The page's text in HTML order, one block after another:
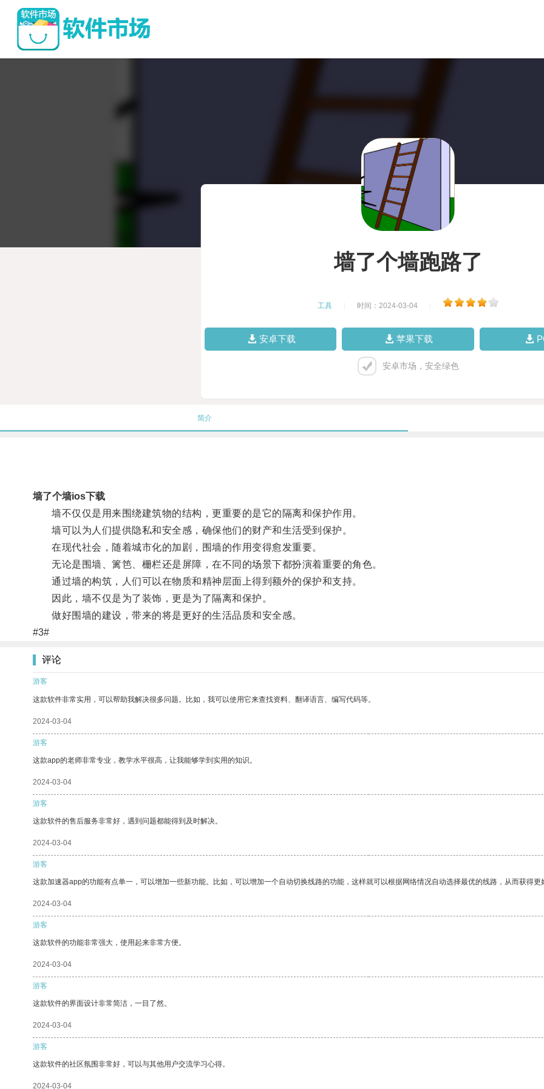
墙了个墙跑路了
工具 时间：2024-03-04
安卓下载 苹果下载
安卓市场，安全绿色
简介
墙了个墙ios下载
墙不仅仅是用来围绕建筑物的结构，更重要的是它的隔离和保护作用。
墙可以为人们提供隐私和安全感，确保他们的财产和生活受到保护。
在现代社会，随着城市化的加剧，围墙的作用变得愈发重要。
无论是围墙、篱笆、栅栏还是屏障，在不同的场景下都扮演着重要的角色。
通过墙的构筑，人们可以在物质和精神层面上得到额外的保护和支持。
因此，墙不仅是为了装饰，更是为了隔离和保护。
做好围墙的建设，带来的将是更好的生活品质和安全感。
#3#
评论
游客
这款软件非常实用，可以帮助我解决很多问题。比如，我可以使用它来查找资料、翻译语言、编写代码等。
2024-03-04
游客
这款app的老师非常专业，教学水平很高，让我能够学到实用的知识。
2024-03-04
游客
这款软件的售后服务非常好，遇到问题都能得到及时解决。
2024-03-04
游客
这款加速器app的功能有点单一，可以增加一些新功能。比如，可以增加一个自动切换线路的功能，这样就可以根据网络情况自动选择最优的线路，从而获得更
2024-03-04
游客
这款软件的功能非常强大，使用起来非常方便。
2024-03-04
游客
这款软件的界面设计非常简洁，一目了然。
2024-03-04
游客
这款软件的社区氛围非常好，可以与其他用户交流学习心得。
2024-03-04